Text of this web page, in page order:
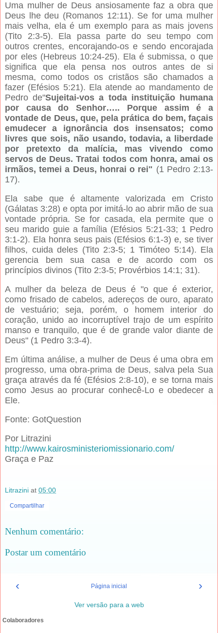
Uma mulher de Deus ansiosamente faz a obra que
Deus lhe deu (Romanos 12:11). Se for uma mulher
mais velha, ela é um exemplo para as mais jovens
(Tito 2:3-5). Ela passa parte do seu tempo com
outros crentes, encorajando-os e sendo encorajada
por eles (Hebreus 10:24-25). Ela é submissa, o que
significa que ela pensa nos outros antes de si
mesma, como todos os cristãos são chamados a
fazer (Efésios 5:21). Ela atende ao mandamento de
Pedro de"Sujeitai-vos a toda instituição humana
por causa do Senhor….. Porque assim é a
vontade de Deus, que, pela prática do bem, façais
emudecer a ignorância dos insensatos; como
livres que sois, não usando, todavia, a liberdade
por pretexto da malícia, mas vivendo como
servos de Deus. Tratai todos com honra, amai os
irmãos, temei a Deus, honrai o rei" (1 Pedro 2:13-
17).
Ela sabe que é altamente valorizada em Cristo
(Gálatas 3:28) e opta por imitá-lo ao abrir mão de sua
vontade própria. Se for casada, ela permite que o
seu marido guie a família (Efésios 5:21-33; 1 Pedro
3:1-2). Ela honra seus pais (Efésios 6:1-3) e, se tiver
filhos, cuida deles (Tito 2:3-5; 1 Timóteo 5:14). Ela
gerencia bem sua casa e de acordo com os
princípios divinos (Tito 2:3-5; Provérbios 14:1; 31).
A mulher da beleza de Deus é "o que é exterior,
como frisado de cabelos, adereços de ouro, aparato
de vestuário; seja, porém, o homem interior do
coração, unido ao incorruptível trajo de um espírito
manso e tranquilo, que é de grande valor diante de
Deus" (1 Pedro 3:3-4).
Em última análise, a mulher de Deus é uma obra em
progresso, uma obra-prima de Deus, salva pela Sua
graça através da fé (Efésios 2:8-10), e se torna mais
como Jesus ao procurar conhecê-Lo e obedecer a
Ele.
Fonte: GotQuestion
Por Litrazini
http://www.kairosministeriomissionario.com/
Graça e Paz
Litrazini at 05:00
Compartilhar
Nenhum comentário:
Postar um comentário
‹ ›
Página inicial
Ver versão para a web
Colaboradores